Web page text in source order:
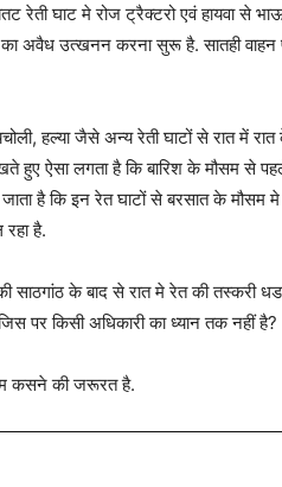
घाट मे रोज ट्रैक्टरो एवं हायवा से भाऊ,
अवैध उत्खनन करना सुरू है. सातही
हल्या जैसे अन्य रेती घाटों से रात में
हुए ऐसा लगता है कि बारिश के मौसम
है कि इन रेत घाटों से बरसात के मौसम
है.
साठगांठ के बाद से रात मे रेत की तस्करी
पर किसी अधिकारी का ध्यान तक नहीं है?
कसने की जरूरत है.